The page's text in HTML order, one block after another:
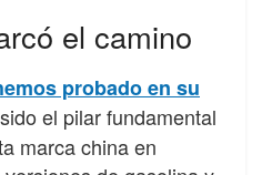
el camino
probado en su
el pilar fundamental
marca china en